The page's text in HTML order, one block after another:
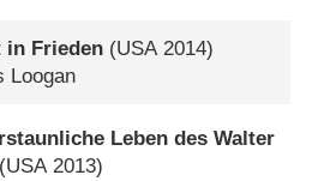
in Frieden (USA2014)
Loogan
Leben des Walter
USA2013)